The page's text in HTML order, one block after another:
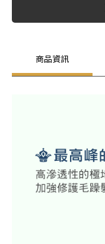
商品資訊